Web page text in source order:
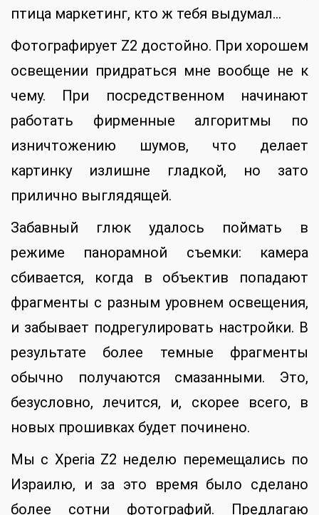
птица маркетинг, кто ж тебя выдумал…
Фотографирует Z2 достойно. При хорошем
освещении придраться мне вообще не к
чему. При посредственном начинают
работать фирменные алгоритмы по
изничтожению шумов, что делает
картинку излишне гладкой, но зато
прилично выглядящей.
Забавный глюк удалось поймать в
режиме панорамной съемки: камера
сбивается, когда в объектив попадают
фрагменты с разным уровнем освещения,
и забывает подрегулировать настройки. В
результате более темные фрагменты
обычно получаются смазанными. Это,
безусловно, лечится, и, скорее всего, в
новых прошивках будет починено.
Мы с Xperia Z2 неделю перемещались по
Израилю, и за это время было сделано
более сотни фотографий. Предлагаю